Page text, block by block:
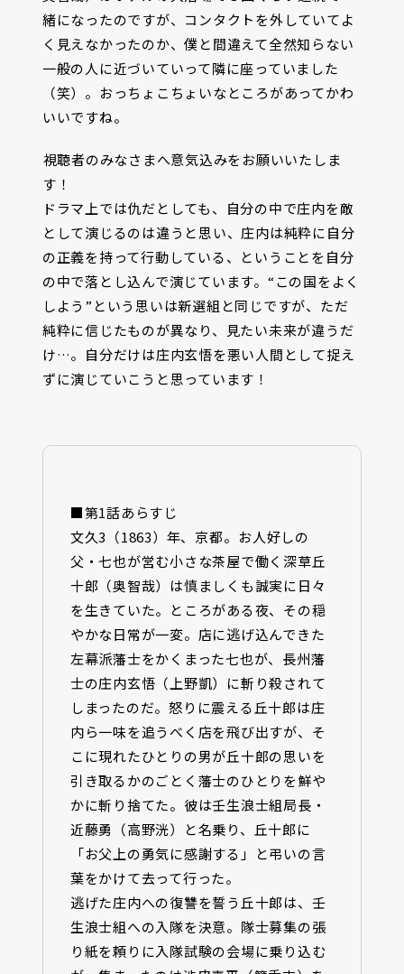
緒になったのですが、コンタクトを外していてよ
く見えなかったのか、僕と間違えて全然知らない
一般の人に近づいていって隣に座っていました
（笑）。おっちょこちょいなところがあってかわ
いいですね。
――視聴者のみなさまへ意気込みをお願いいたしま
す！
ドラマ上では仇だとしても、自分の中で庄内を敵
として演じるのは違うと思い、庄内は純粋に自分
の正義を持って行動している、ということを自分
の中で落とし込んで演じています。“この国をよく
しよう”という思いは新選組と同じですが、ただ
純粋に信じたものが異なり、見たい未来が違うだ
け…。自分だけは庄内玄悟を悪い人間として捉え
ずに演じていこうと思っています！
■第1話あらすじ
文久3（1863）年、京都――。お人好しの
父・七也が営む小さな茶屋で働く深草丘
十郎（奥智哉）は慎ましくも誠実に日々
を生きていた。ところがある夜、その穏
やかな日常が一変。店に逃げ込んできた
左幕派藩士をかくまった七也が、長州藩
士の庄内玄悟（上野凱）に斬り殺されて
しまったのだ。怒りに震える丘十郎は庄
内ら一味を追うべく店を飛び出すが、そ
こに現れたひとりの男が丘十郎の思いを
引き取るかのごとく藩士のひとりを鮮や
かに斬り捨てた。彼は壬生浪士組局長・
近藤勇（高野洸）と名乗り、丘十郎に
「お父上の勇気に感謝する」と弔いの言
葉をかけて去って行った。
逃げた庄内への復讐を誓う丘十郎は、壬
生浪士組への入隊を決意。隊士募集の張
り紙を頼りに入隊試験の会場に乗り込む